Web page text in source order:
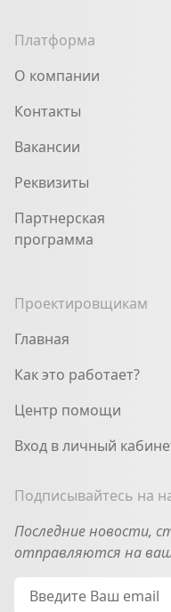
Платформа
О компании
Контакты
Вакансии
Реквизиты
Партнерская
программа
Проектировщикам
Главная
Как это работает?
Центр помощи
Вход в личный
Подписывайтесь на
Последние новости,
отправляются на